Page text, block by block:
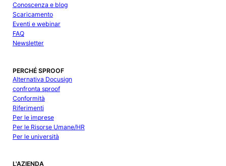
Conoscenza e blog
Scaricamento
Eventi e webinar
FAQ
Newsletter
PERCHÉ SPROOF
Alternativa Docusign
confronta sproof
Conformità
Riferimenti
Per le imprese
Per le Risorse Umane/HR
Per le università
L'AZIENDA